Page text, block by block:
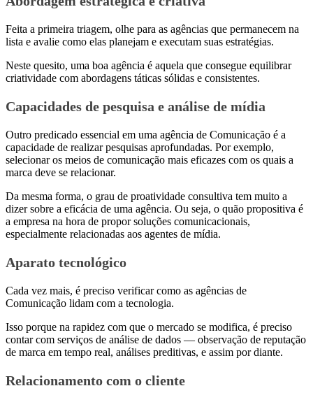
Feita a primeira triagem, olhe para as agências que permanecem na
lista e avalie como elas planejam e executam suas estratégias.
Neste quesito, uma boa agência é aquela que consegue equilibrar
criatividade com abordagens táticas sólidas e consistentes.
Capacidades de pesquisa e análise de mídia
Outro predicado essencial em uma agência de Comunicação é a
capacidade de realizar pesquisas aprofundadas. Por exemplo,
selecionar os meios de comunicação mais eficazes com os quais a
marca deve se relacionar.
Da mesma forma, o grau de proatividade consultiva tem muito a
dizer sobre a eficácia de uma agência. Ou seja, o quão propositiva é
a empresa na hora de propor soluções comunicacionais,
especialmente relacionadas aos agentes de mídia.
Aparato tecnológico
Cada vez mais, é preciso verificar como as agências de
Comunicação lidam com a tecnologia.
Isso porque na rapidez com que o mercado se modifica, é preciso
contar com serviços de análise de dados — observação de reputação
de marca em tempo real, análises preditivas, e assim por diante.
Relacionamento com o cliente